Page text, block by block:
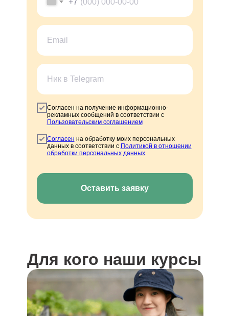
Согласен на получение информационно-
рекламных сообщений в соответствии с
Пользовательским соглашением
Согласен на обработку моих персональных
данных в соответствии с Политикой в отношении
обработки персональных данных
Оставить заявку
Для кого наши курсы